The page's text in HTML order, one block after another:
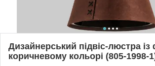
Дизайнерський підвіс-люстра
коричневому кольорі (805-1998-